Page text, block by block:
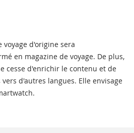
d'origine sera
en magazine de voyage. De plus,
cesse d'enrichir le contenu et de
d'autres langues. Elle envisage